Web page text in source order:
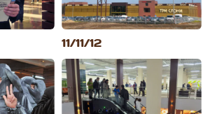
11/11/12